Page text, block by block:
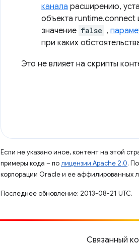
канала расширению,
объекта runtime.connect
значение false ,
при каких
Это не влияет на скрипты
Если не указано иное, контент на этой
примеры кода – полицензии Apache 2.0.
корпорации Oracle и ее аффилированных
Последнее обновление: 2013-08-21 UTC.
Связанный